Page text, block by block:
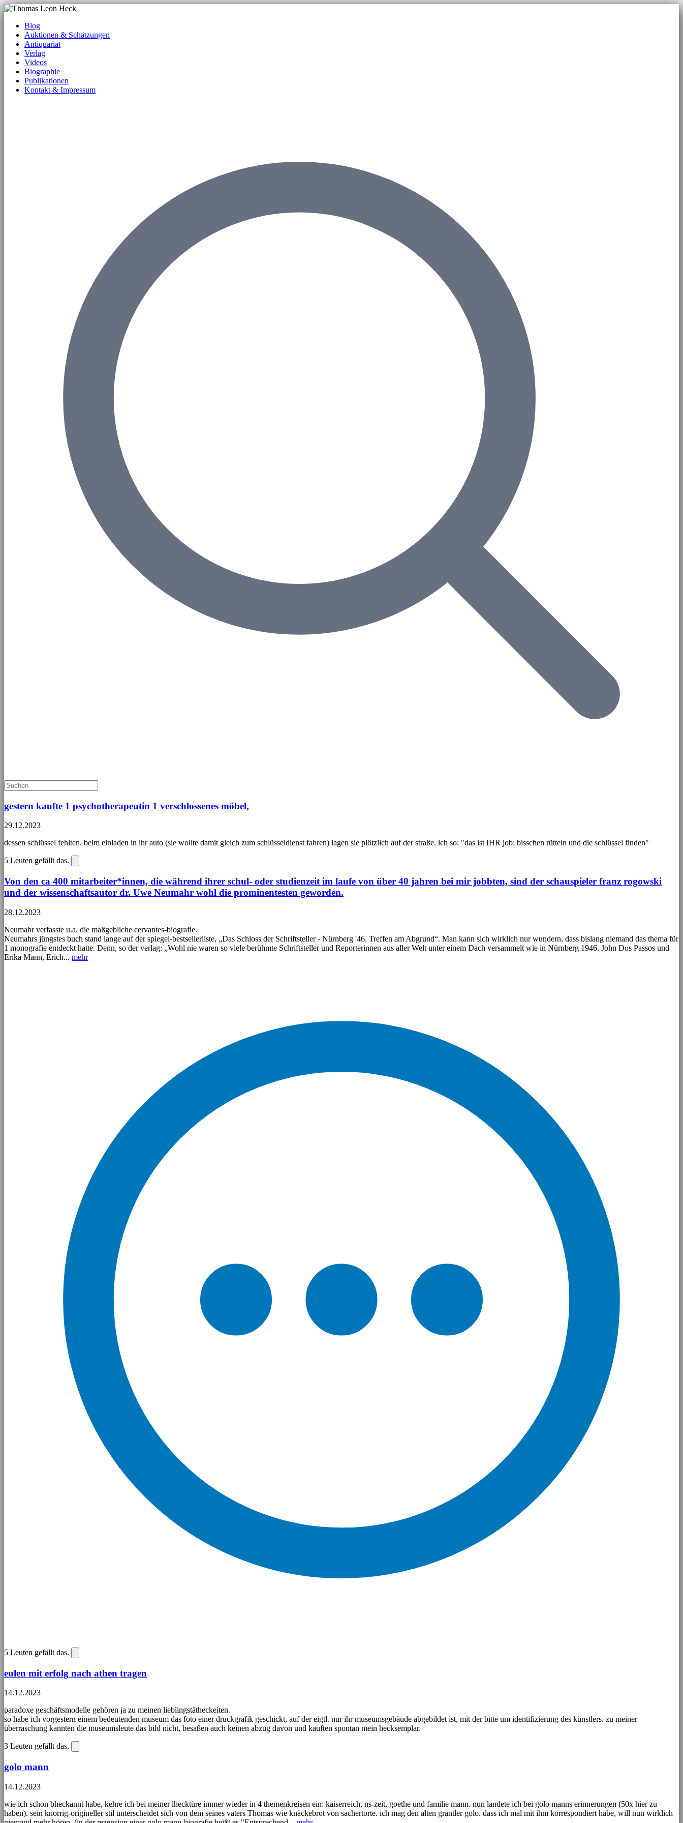
Blog
Auktionen & Schätzungen
Antiquariat
Verlag
Videos
Biographie
Publikationen
Kontakt & Impressum
gestern kaufte 1 psychotherapeutin 1 verschlossenes möbel,
29.12.2023
dessen schlüssel fehlten. beim einladen in ihr auto (sie wollte damit gleich zum schlüsseldienst fahren) lagen sie plötzlich auf der straße. ich so: "das ist IHR job: bisschen rütteln und die schlüssel finden"
5 Leuten gefällt das.
Von den ca 400 mitarbeiter*innen, die während ihrer schul- oder studienzeit im laufe von über 40 jahren bei mir jobbten, sind der schauspieler franz rogowski
und der wissenschaftsautor dr. Uwe Neumahr wohl die prominentesten geworden.
28.12.2023
Neumahr verfasste u.a. die maßgebliche cervantes-biografie.
Neumahrs jüngstes buch stand lange auf der spiegel-bestsellerliste, „Das Schloss der Schriftsteller - Nürnberg '46. Treffen am Abgrund“. Man kann sich wirklich nur wundern, dass bislang niemand das thema für
1 monografie entdeckt hatte. Denn, so der verlag: „Wohl nie waren so viele berühmte Schriftsteller und Reporterinnen aus aller Welt unter einem Dach versammelt wie in Nürnberg 1946. John Dos Passos und
Erika Mann, Erich... mehr
5 Leuten gefällt das.
eulen mit erfolg nach athen tragen
14.12.2023
paradoxe geschäftsmodelle gehören ja zu meinen lieblingstätheckeiten.
so habe ich vorgestern einem bedeutenden museum das foto einer druckgrafik geschickt, auf der eigtl. nur ihr museumsgebäude abgebildet ist, mit der bitte um identifizierung des künstlers. zu meiner
überraschung kannten die museumsleute das bild nicht, besaßen auch keinen abzug davon und kauften spontan mein hecksemplar.
3 Leuten gefällt das.
golo mann
14.12.2023
wie ich schon bheckannt habe, kehre ich bei meiner lhecktüre immer wieder in 4 themenkreisen ein: kaiserreich, ns-zeit, goethe und familie mann. nun landete ich bei golo manns erinnerungen (50x hier zu
haben). sein knorrig-origineller stil unterscheidet sich von dem seines vaters Thomas wie knäckebrot von sachertorte. ich mag den alten grantler golo. dass ich mal mit ihm korrespondiert habe, will nun wirklich